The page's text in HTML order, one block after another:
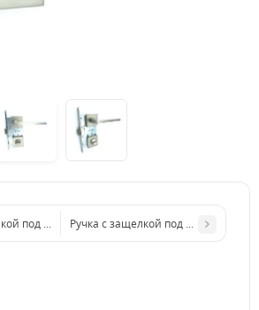
под фиксацию TRION STRONG 17 Сатин/
Ручка с защелкой под фиксацию